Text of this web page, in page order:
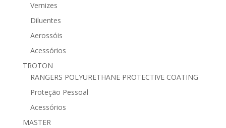
Vernizes
Diluentes
Aerossóis
Acessórios
TROTON
RANGERS POLYURETHANE PROTECTIVE COATING
Proteção Pessoal
Acessórios
MASTER